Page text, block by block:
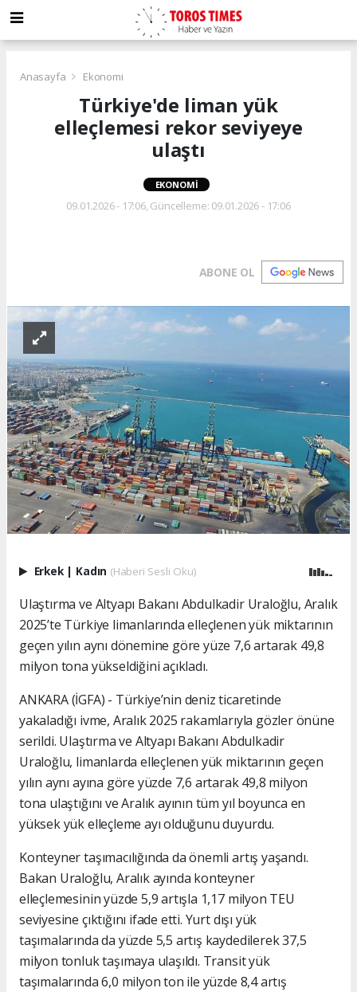
Anasayfa Ekonomi
Türkiye'de liman yük
elleçlemesi rekor seviyeye
ulaştı
EKONOMI
09.01.2026 - 17:06, Güncelleme: 09.01.2026 - 17:06
ABONE OL
Erkek Kadın (Haberi Sesli Oku)
Ulaştırma ve Altyapı Bakanı Abdulkadir Uraloğlu, Aralık
2025’te Türkiye limanlarında elleçlenen yük miktarının
geçen yılın aynı dönemine göre yüze 7,6 artarak 49,8
milyon tona yükseldiğini açıkladı.
ANKARA (İGFA) - Türkiye’nin deniz ticaretinde
yakaladığı ivme, Aralık 2025 rakamlarıyla gözler önüne
serildi. Ulaştırma ve Altyapı Bakanı Abdulkadir
Uraloğlu, limanlarda elleçlenen yük miktarının geçen
yılın aynı ayına göre yüzde 7,6 artarak 49,8 milyon
tona ulaştığını ve Aralık ayının tüm yıl boyunca en
yüksek yük elleçleme ayı olduğunu duyurdu.
Konteyner taşımacılığında da önemli artış yaşandı.
Bakan Uraloğlu, Aralık ayında konteyner
elleçlemesinin yüzde 5,9 artışla 1,17 milyon TEU
seviyesine çıktığını ifade etti. Yurt dışı yük
taşımalarında da yüzde 5,5 artış kaydedilerek 37,5
milyon tonluk taşımaya ulaşıldı. Transit yük
taşımalarında 6,0 milyon ton ile yüzde 8,4 artış